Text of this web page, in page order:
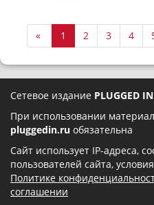
« 1 2 3 4
Сетевое издание PLUGGED
При использовании
pluggedin.ru обязательна
Сайт использует IP-адреса,
пользователей сайта,
Политике
соглашении